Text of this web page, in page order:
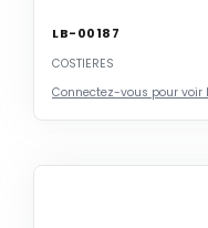
LB-00187
COSTIERES
Connectez-vous pour voir